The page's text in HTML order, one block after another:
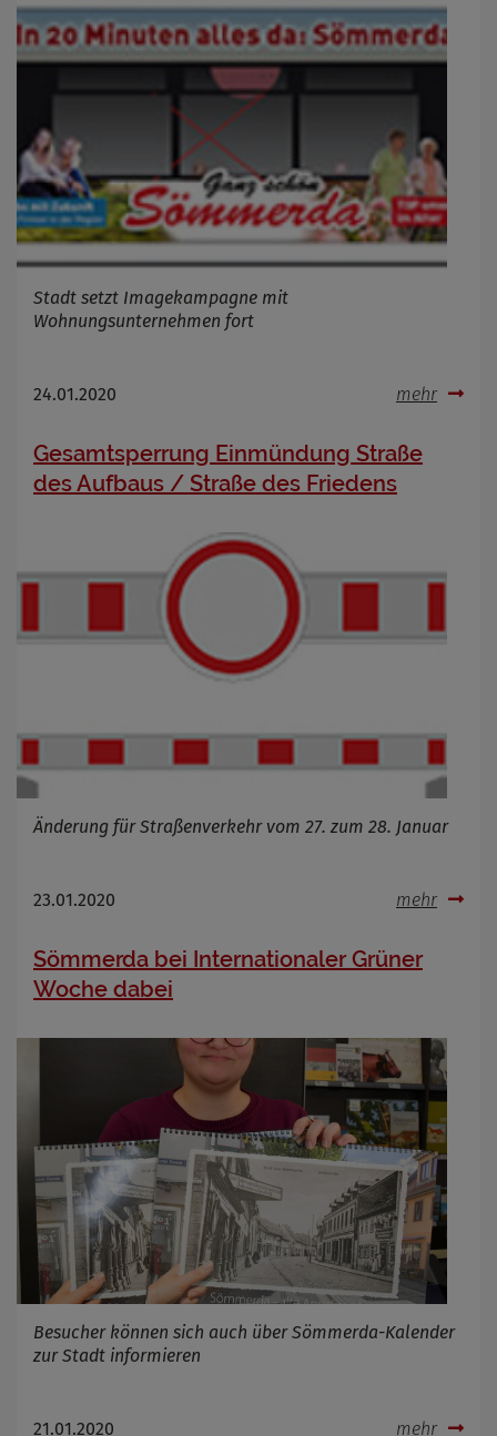
Stadt setzt Imagekampagne mit
Wohnungsunternehmen fort
24.01.2020 mehr
Gesamtsperrung Einmündung Straße
des Aufbaus / Straße des Friedens
Änderung für Straßenverkehr vom 27. zum 28. Januar
23.01.2020 mehr
Sömmerda bei Internationaler Grüner
Woche dabei
Besucher können sich auch über Sömmerda-Kalender
zur Stadt informieren
21.01.2020 mehr